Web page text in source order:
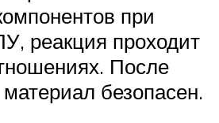
при
реакция проходит
После
материал безопасен.